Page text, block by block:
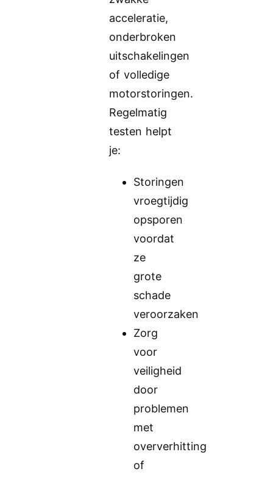
acceleratie,
onderbroken
uitschakelingen
of volledige
motorstoringen.
Regelmatig
testen helpt
je:
Storingen
vroegtijdig
opsporen
voordat
ze
grote
schade
veroorzaken
Zorg
voor
veiligheid
door
problemen
met
oververhitting
of